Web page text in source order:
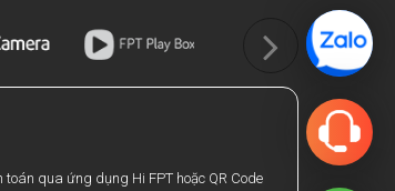
qua ứng dụng Hi FPT hoặc QR Code